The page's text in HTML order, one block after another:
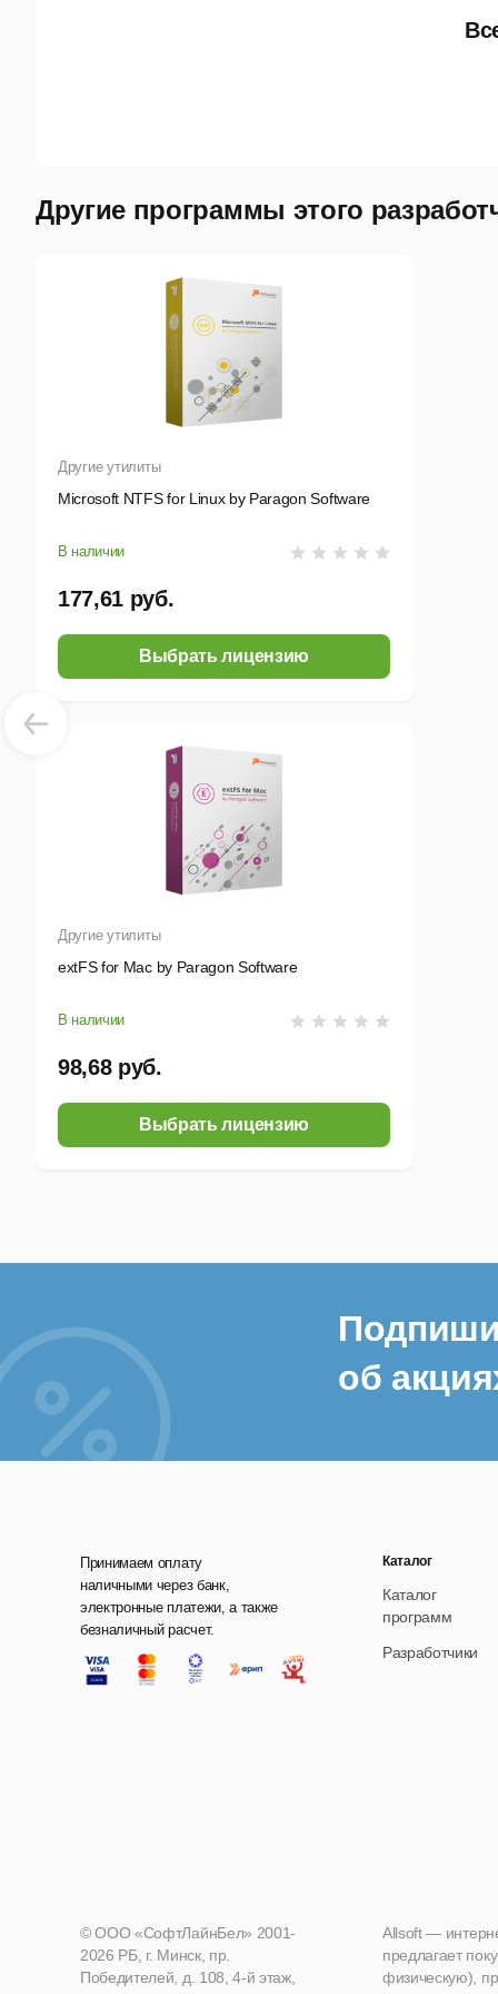
Другие программы этого
Другие утилиты
Microsoft NTFS for Linux by Paragon Software
В наличии
177,61 руб.
Выбрать лицензию
Другие утилиты
extFS for Mac by Paragon Software
В наличии
98,68 руб.
Выбрать лицензию
об
Принимаем оплату
наличными через банк,
электронные платежи, а также
безналичный расчет.
Каталог
Каталог
программ
Разработчики
Allsoft —
предлагает
физическую),
© ООО «СофтЛайнБел» 2001-
2026 РБ, г. Минск, пр.
Победителей, д. 108, 4-й этаж,